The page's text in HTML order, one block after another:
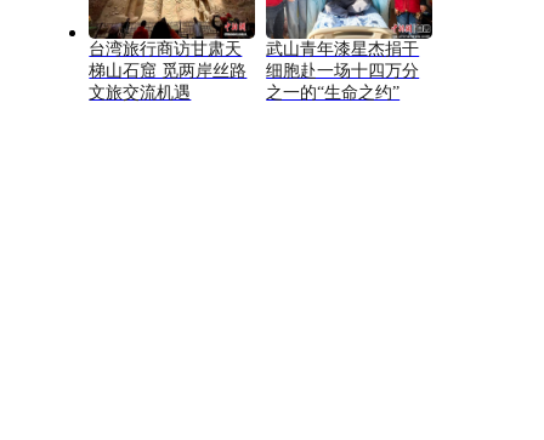
台湾旅行商访甘肃天
梯山石窟 觅两岸丝路
文旅交流机遇
武山青年漆星杰捐干
细胞赴一场十四万分
之一的“生命之约”